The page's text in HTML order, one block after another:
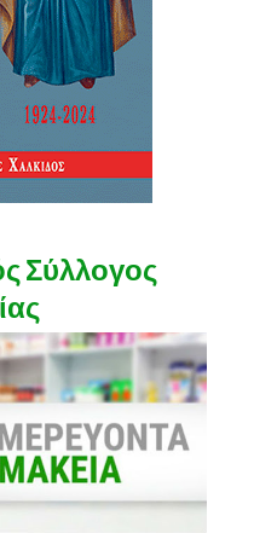
Σύλλογος